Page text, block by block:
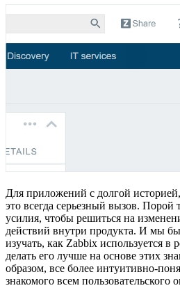
Для приложений с долгой
это всегда серьезный вызов. Порой
усилия, чтобы решиться на
действий внутри продукта. И мы
изучать, как Zabbix используется в
делать его лучше на основе этих
образом, все более интуитивно-
знакомого всем пользовательского